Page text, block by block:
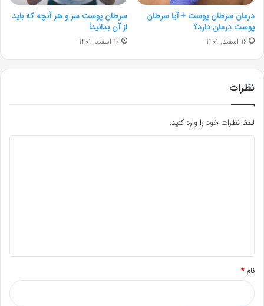
درمان سرطان پوست + آیا سرطان
پوست درمان دارد؟
16 اسفند, 1401
سرطان پوست سر و هر آنچه که باید
از آن بدانید!
16 اسفند, 1401
نظرات
لطفا نظرات خود را وارد کنید.
نام*